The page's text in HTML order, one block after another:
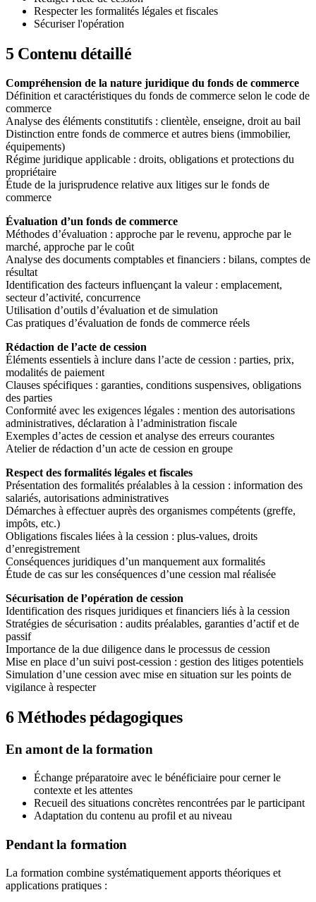
Respecter les formalités légales et fiscales
Sécuriser l'opération
5Contenu détaillé
Compréhension de la nature juridique du fonds de commerce
Définition et caractéristiques du fonds de commerce selon le code de
commerce
Analyse des éléments constitutifs : clientèle, enseigne, droit au bail
Distinction entre fonds de commerce et autres biens (immobilier,
équipements)
Régime juridique applicable : droits, obligations et protections du
propriétaire
Étude de la jurisprudence relative aux litiges sur le fonds de
commerce
Évaluation d’un fonds de commerce
Méthodes d’évaluation : approche par le revenu, approche par le
marché, approche par le coût
Analyse des documents comptables et financiers : bilans, comptes de
résultat
Identification des facteurs influençant la valeur : emplacement,
secteur d’activité, concurrence
Utilisation d’outils d’évaluation et de simulation
Cas pratiques d’évaluation de fonds de commerce réels
Rédaction de l’acte de cession
Éléments essentiels à inclure dans l’acte de cession : parties, prix,
modalités de paiement
Clauses spécifiques : garanties, conditions suspensives, obligations
des parties
Conformité avec les exigences légales : mention des autorisations
administratives, déclaration à l’administration fiscale
Exemples d’actes de cession et analyse des erreurs courantes
Atelier de rédaction d’un acte de cession en groupe
Respect des formalités légales et fiscales
Présentation des formalités préalables à la cession : information des
salariés, autorisations administratives
Démarches à effectuer auprès des organismes compétents (greffe,
impôts, etc.)
Obligations fiscales liées à la cession : plus-values, droits
d’enregistrement
Conséquences juridiques d’un manquement aux formalités
Étude de cas sur les conséquences d’une cession mal réalisée
Sécurisation de l’opération de cession
Identification des risques juridiques et financiers liés à la cession
Stratégies de sécurisation : audits préalables, garanties d’actif et de
passif
Importance de la due diligence dans le processus de cession
Mise en place d’un suivi post-cession : gestion des litiges potentiels
Simulation d’une cession avec mise en situation sur les points de
vigilance à respecter
6Méthodes pédagogiques
En amont de la formation
Échange préparatoire avec le bénéficiaire pour cerner le
contexte et les attentes
Recueil des situations concrètes rencontrées par le participant
Adaptation du contenu au profil et au niveau
Pendant la formation
La formation combine systématiquement apports théoriques et
applications pratiques :